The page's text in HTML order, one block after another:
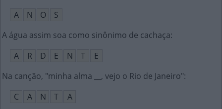
A
N O
S
A água assim soa como sinônimo de cachaça:
A
R D E N T
E
Na canção, "minha alma __, vejo o Rio de Janeiro":
C
A N T A